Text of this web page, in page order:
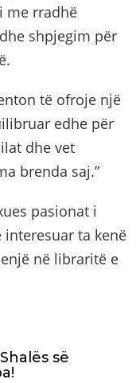
me rradhë
shpjegim për
të ofroje një
edhe për
dhe vet
brenda saj.”
pasionat i
ta kenë
në libraritë e
së